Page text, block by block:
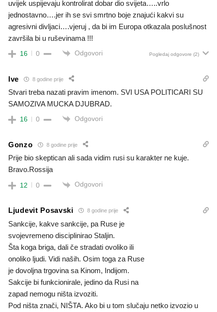
uvijek uspijevaju kontrolirat dobar dio svijeta…..vrlo
jednostavno….jer ih se svi smrtno boje znajući kakvi su
agresivni divljaci….vjeruj , da bi im Europa otkazala poslušnost
završila bi u ruševinama !!!
16 0 Odgovori Pogledaj odgovore (2)
Ive 8 godine prije
Stvari treba nazati pravim imenom. SVI USA POLITICARI SU
SAMOZIVA MUCKA DJUBRAD.
16 0 Odgovori
Gonzo 8 godine prije
Prije bio skeptican ali sada vidim rusi su karakter ne kuje.
Bravo.Rossija
12 0 Odgovori
Ljudevit Posavski 8 godine prije
Sankcije, kakve sankcije, pa Ruse je
svojevremeno disciplinirao Staljin.
Šta koga briga, dali če stradati ovoliko ili
onoliko ljudi. Vidi naših. Osim toga za Ruse
je dovoljna trgovina sa Kinom, Indijom.
Sakcije bi funkcionirale, jedino da Rusi na
zapad nemogu ništa izvoziti.
Pod ništa znači, NIŠTA. Ako bi u tom slučaju netko izvozio u